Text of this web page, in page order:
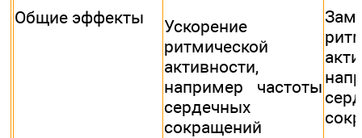
Общие эффекты
Ускорение
ритмической
активности,
например частоты
сердечных
сокращений